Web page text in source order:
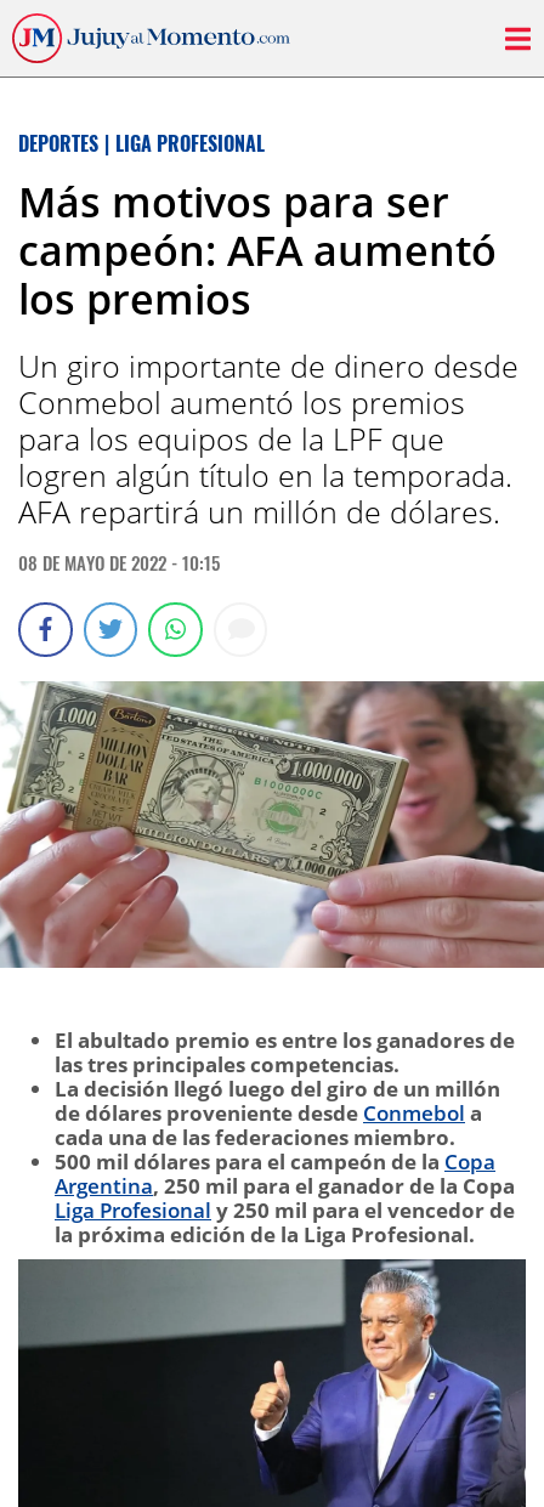
DEPORTES | LIGA PROFESIONAL
Más motivos para ser
campeón: AFA aumentó
los premios
Un giro importante de dinero desde
Conmebol aumentó los premios
para los equipos de la LPF que
logren algún título en la temporada.
AFA repartirá un millón de dólares.
08 DE MAYO DE 2022 - 10:15
El abultado premio es entre los ganadores de
las tres principales competencias.
La decisión llegó luego del giro de un millón
de dólares proveniente desde Conmebol a
cada una de las federaciones miembro.
500 mil dólares para el campeón de la Copa
Argentina, 250 mil para el ganador de la Copa
Liga Profesional y 250 mil para el vencedor de
la próxima edición de la Liga Profesional.